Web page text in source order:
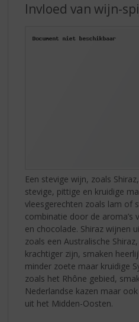
Invloed van wijn-
Een stevige wijn, zoals
stevige, pittige en kruidige
vleesgerechten zoals lam of
combinatie door de aroma’s
en chocolade. Shiraz wijnen
zoals een Australische
krachtiger zijn, smaken
minder zoete maar kruidige
zoals het Rhône gebied,
Nederlandse kazen maar
uit het Midden-Oosten.